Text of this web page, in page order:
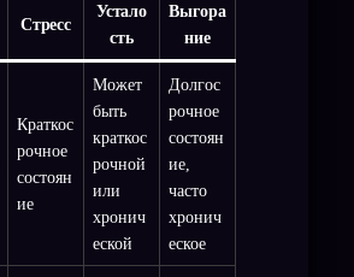
Стресс
Устало
сть
Выгора
ние
Краткос
рочное
состоян
ие
Может
быть
краткос
рочной
или
хронич
еской
Долгос
рочное
состоян
ие,
часто
хронич
еское